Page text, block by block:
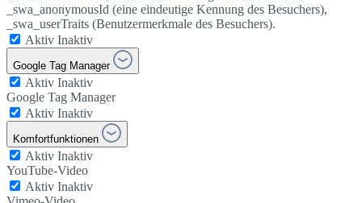
_swa_anonymousId (eine eindeutige Kennung des Besuchers),
_swa_userTraits (Benutzermerkmale des Besuchers).
Aktiv Inaktiv
Google Tag Manager
Aktiv Inaktiv
Google Tag Manager
Aktiv Inaktiv
Komfortfunktionen
Aktiv Inaktiv
YouTube-Video
Aktiv Inaktiv